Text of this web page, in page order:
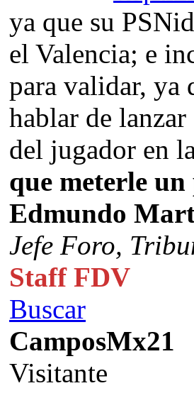
ya que su
el Valencia; e
para validar, ya
hablar de
del jugador en
que meterle un
Edmundo
Jefe Foro,
Staff FDV
Buscar
CamposMx21
Visitante